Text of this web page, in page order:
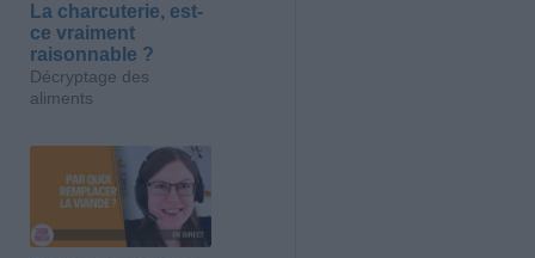
La charcuterie, est-
ce vraiment
raisonnable ?
Décryptage des
aliments